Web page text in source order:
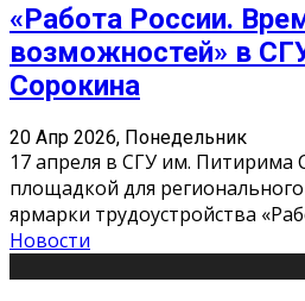
«Работа России.
возможностей» в
Сорокина
20 Апр 2026, Понедельник
17 апреля в СГУ им. Питирима
площадкой для
ярмарки трудоустройства
Новости